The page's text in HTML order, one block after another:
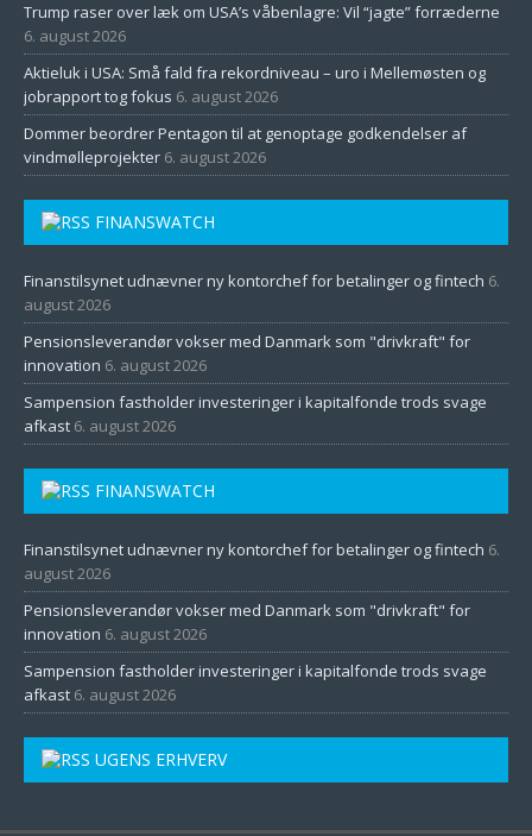
Trump raser over læk om USA’s våbenlagre: Vil “jagte” forræderne
6. august 2026
Aktieluk i USA: Små fald fra rekordniveau – uro i Mellemøsten og
jobrapport tog fokus 6. august 2026
Dommer beordrer Pentagon til at genoptage godkendelser af
vindmølleprojekter 6. august 2026
FINANSWATCH
Finanstilsynet udnævner ny kontorchef for betalinger og fintech 6.
august 2026
Pensionsleverandør vokser med Danmark som "drivkraft" for
innovation 6. august 2026
Sampension fastholder investeringer i kapitalfonde trods svage
afkast 6. august 2026
FINANSWATCH
Finanstilsynet udnævner ny kontorchef for betalinger og fintech 6.
august 2026
Pensionsleverandør vokser med Danmark som "drivkraft" for
innovation 6. august 2026
Sampension fastholder investeringer i kapitalfonde trods svage
afkast 6. august 2026
UGENS ERHVERV